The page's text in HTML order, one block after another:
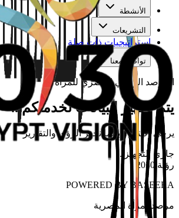
الأنشطة
التشريعات
استراتيجيات ذات صلة
تواصل معنا
المرصد الوطني المصري للمرأة
يتم تجهيز البيانات لخدمتكم...
يرجى الانتظار بينما نجهز الرؤى والتقارير
جاري التجهيز ...
رؤية 2030
POWERED BY BASEERA
مرصد المرأة المصرية